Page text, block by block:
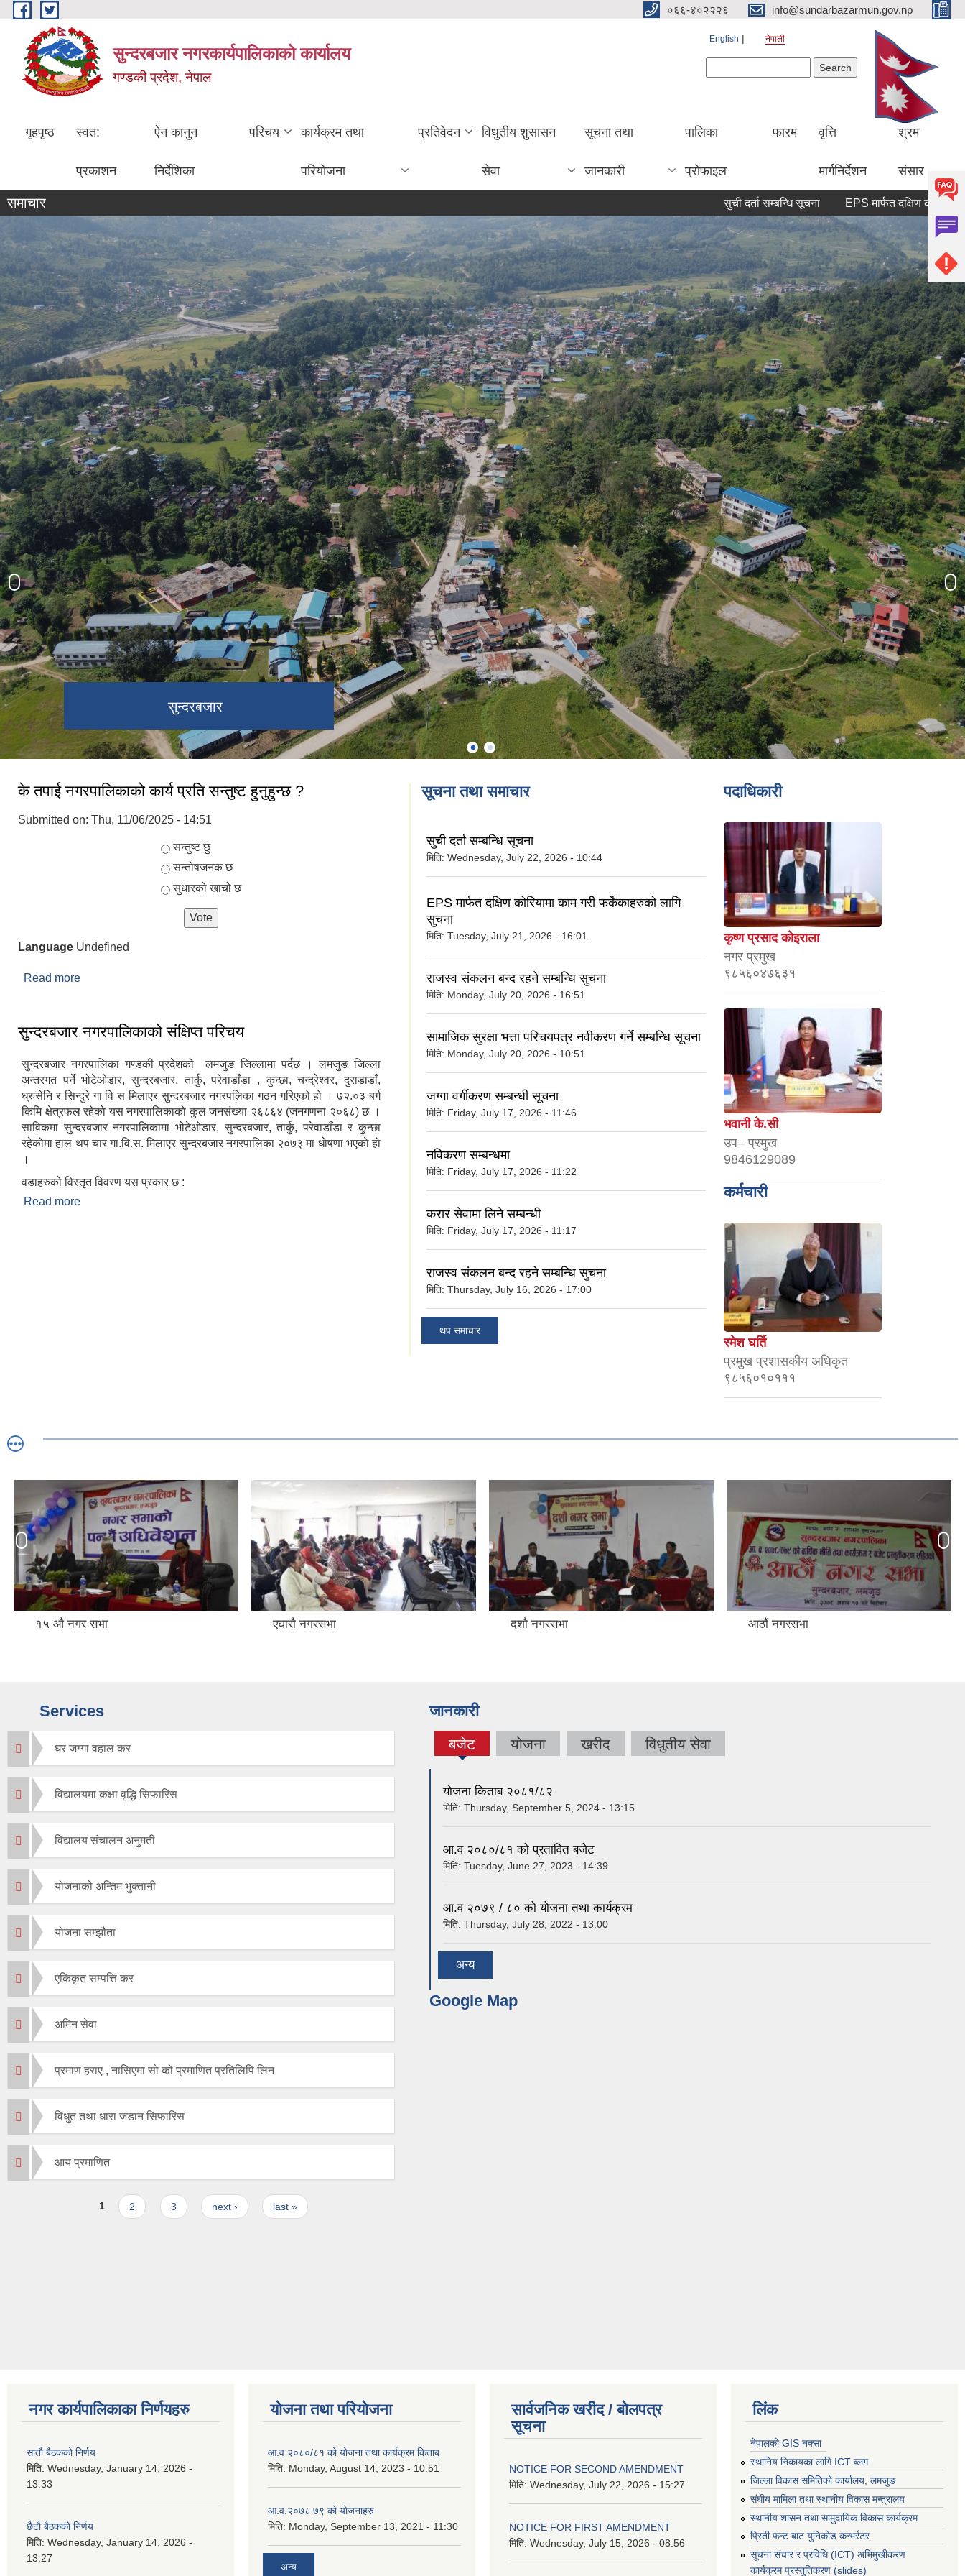
Skip to main content ०६६-४०२२२६ info@sundarbazarmun.gov.np
सुन्दरबजार नगरकार्यपालिकाको कार्यालय
गण्डकी प्रदेश, नेपाल
English नेपाली
गृहपृष्ठ स्वत:
प्रकाशन
ऐन कानुन
निर्देशिका
परिचय कार्यक्रम तथा
परियोजना
प्रतिवेदन विधुतीय शुसासन
सेवा
सूचना तथा
जानकारी
पालिका
प्रोफाइल
फारम वृत्ति
मार्गनिर्देशन
श्रम
संसार
समाचार सुची दर्ता सम्बन्धि सूचना EPS मार्फत दक्षिण कोरियामा
सुन्दरबजार
भोटेओडार
के तपाई नगरपालिकाको कार्य प्रति सन्तुष्ट हुनुहुन्छ ?
Submitted on: Thu, 11/06/2025 - 14:51
Choices
सन्तुष्ट छु
सन्तोषजनक छ
सुधारको खाचो छ
Language Undefined
Read more
सुन्दरबजार नगरपालिकाको संक्षिप्त परिचय
सुन्दरबजार नगरपालिका गण्डकी प्रदेशको लमजुङ जिल्लामा पर्दछ । लमजुङ जिल्ला
अन्तरगत पर्ने भोटेओडार, सुन्दरबजार, तार्कु, परेवाडाँडा , कुन्छा, चन्द्रेश्वर, दुराडाडाँ,
ध्रुसेनि र सिन्दुरे गा वि स मिलाएर सुन्दरबजार नगरपलिका गठन गरिएको हो । ७२.०३ बर्ग
किमि क्षेत्रफल रहेको यस नगरपालिकाको कुल जनसंख्या २६८६४ (जनगणना २०६८) छ ।
साविकमा सुन्दरबजार नगरपालिकामा भोटेओडार, सुन्दरबजार, तार्कु, परेवाडाँडा र कुन्छा
रहेकाेमा हाल थप चार गा.वि.स. मिलाएर सुन्दरबजार नगरपालिका २०७३ मा धाेषणा भएकाे हाे
।
वडाहरुको विस्तृत विवरण यस प्रकार छ :
Read more
सूचना तथा समाचार
सुची दर्ता सम्बन्धि सूचना
मिति: Wednesday, July 22, 2026 - 10:44
EPS मार्फत दक्षिण कोरियामा काम गरी फर्केकाहरुको लागि
सुचना
मिति: Tuesday, July 21, 2026 - 16:01
राजस्व संकलन बन्द रहने सम्बन्धि सुचना
मिति: Monday, July 20, 2026 - 16:51
सामाजिक सुरक्षा भत्ता परिचयपत्र नवीकरण गर्ने सम्बन्धि सूचना
मिति: Monday, July 20, 2026 - 10:51
जग्गा वर्गीकरण सम्बन्धी सूचना
मिति: Friday, July 17, 2026 - 11:46
नविकरण सम्बन्धमा
मिति: Friday, July 17, 2026 - 11:22
करार सेवामा लिने सम्बन्धी
मिति: Friday, July 17, 2026 - 11:17
राजस्व संकलन बन्द रहने सम्बन्धि सुचना
मिति: Thursday, July 16, 2026 - 17:00
थप समाचार
पदाधिकारी
कृष्ण प्रसाद कोइराला
नगर प्रमुख
९८५६०४७६३१
भवानी के.सी
उप– प्रमुख
9846129089
कर्मचारी
रमेश घर्ति
प्रमुख प्रशासकीय अधिकृत
९८५६०१०१११
१५ औ नगर सभा एघारौ नगरसभा दशौ नगरसभा आठौं नगरसभा
Services
घर जग्गा वहाल कर
विद्यालयमा कक्षा वृद्धि सिफारिस
विद्यालय संचालन अनुमती
योजनाको अन्तिम भुक्तानी
योजना सम्झौता
एकिकृत सम्पत्ति कर
अमिन सेवा
प्रमाण हराए , नासिएमा सो को प्रमाणित प्रतिलिपि लिन
विधुत तथा धारा जडान सिफारिस
आय प्रमाणित
1 2 3 next › last »
जानकारी
बजेट
(active
योजना खरीद विधुतीय सेवा
योजना किताब २०८१/८२
मिति: Thursday, September 5, 2024 - 13:15
आ.व २०८०/८१ को प्रतावित बजेट
मिति: Tuesday, June 27, 2023 - 14:39
आ.व २०७९ / ८० को योजना तथा कार्यक्रम
मिति: Thursday, July 28, 2022 - 13:00
अन्य
Google Map
नगर कार्यपालिकाका निर्णयहरु
सातौ बैठकको निर्णय
मिति: Wednesday, January 14, 2026 -
13:33
छैटौ बैठकको निर्णय
मिति: Wednesday, January 14, 2026 -
13:27
योजना तथा परियोजना
आ.व २०८०/८१ को योजना तथा कार्यक्रम किताब
मिति: Monday, August 14, 2023 - 10:51
आ.व.२०७८ ७९ को योजनाहरु
मिति: Monday, September 13, 2021 - 11:30
अन्य
सार्वजनिक खरीद / बोलपत्र
सूचना
NOTICE FOR SECOND AMENDMENT
मिति: Wednesday, July 22, 2026 - 15:27
NOTICE FOR FIRST AMENDMENT
मिति: Wednesday, July 15, 2026 - 08:56
लिंक
नेपालको GIS नक्सा
स्थानिय निकायका लागि ICT ब्लग
जिल्ला विकास समितिको कार्यालय, लमजुङ
संघीय मामिला तथा स्थानीय विकास मन्त्रालय
स्थानीय शासन तथा सामुदायिक विकास कार्यक्रम
प्रिती फन्ट बाट युनिकोड कन्भर्रटर
सूचना संचार र प्रविधि (ICT) अभिमुखीकरण
कार्यक्रम प्रस्तुतिकरण (slides)